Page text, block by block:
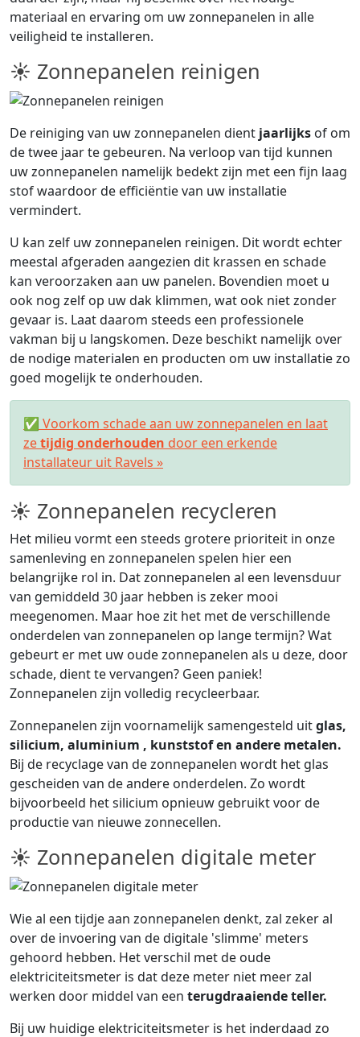
materiaal en ervaring om uw zonnepanelen in alle
veiligheid te installeren.
☀ Zonnepanelen reinigen
De reiniging van uw zonnepanelen dient jaarlijks of om
de twee jaar te gebeuren. Na verloop van tijd kunnen
uw zonnepanelen namelijk bedekt zijn met een fijn laag
stof waardoor de efficiëntie van uw installatie
vermindert.
U kan zelf uw zonnepanelen reinigen. Dit wordt echter
meestal afgeraden aangezien dit krassen en schade
kan veroorzaken aan uw panelen. Bovendien moet u
ook nog zelf op uw dak klimmen, wat ook niet zonder
gevaar is. Laat daarom steeds een professionele
vakman bij u langskomen. Deze beschikt namelijk over
de nodige materialen en producten om uw installatie zo
goed mogelijk te onderhouden.
✅ Voorkom schade aan uw zonnepanelen en laat
zetijdig onderhouden door een erkende
installateur uit Ravels »
☀ Zonnepanelen recycleren
Het milieu vormt een steeds grotere prioriteit in onze
samenleving en zonnepanelen spelen hier een
belangrijke rol in. Dat zonnepanelen al een levensduur
van gemiddeld 30 jaar hebben is zeker mooi
meegenomen. Maar hoe zit het met de verschillende
onderdelen van zonnepanelen op lange termijn? Wat
gebeurt er met uw oude zonnepanelen als u deze, door
schade, dient te vervangen? Geen paniek!
Zonnepanelen zijn volledig recycleerbaar.
Zonnepanelen zijn voornamelijk samengesteld uitglas,
silicium, aluminium , kunststof en andere metalen.
Bij de recyclage van de zonnepanelen wordt het glas
gescheiden van de andere onderdelen. Zo wordt
bijvoorbeeld het silicium opnieuw gebruikt voor de
productie van nieuwe zonnecellen.
☀ Zonnepanelen digitale meter
Wie al een tijdje aan zonnepanelen denkt, zal zeker al
over de invoering van de digitale 'slimme' meters
gehoord hebben. Het verschil met de oude
elektriciteitsmeter is dat deze meter niet meer zal
werken door middel van een terugdraaiende teller.
Bij uw huidige elektriciteitsmeter is het inderdaad zo